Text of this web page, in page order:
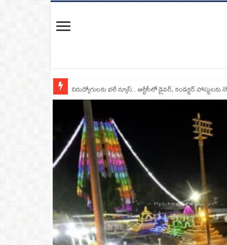
నిరుద్యోగులకు భలే న్యూస్.. ఆర్టీసీలో డ్రైవర్, కండక్టర్‌